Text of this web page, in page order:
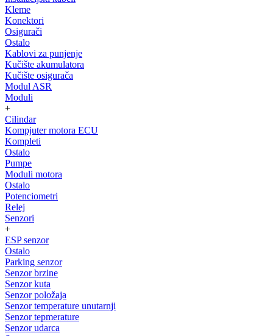
Kleme
Konektori
Osigurači
Ostalo
Kablovi za punjenje
Kučište akumulatora
Kučište osigurača
Modul ASR
Moduli
+
Cilindar
Kompjuter motora ECU
Kompleti
Ostalo
Pumpe
Moduli motora
Ostalo
Potenciometri
Relej
Senzori
+
ESP senzor
Ostalo
Parking senzor
Senzor brzine
Senzor kuta
Senzor položaja
Senzor temperature unutarnji
Senzor tepmerature
Senzor udarca